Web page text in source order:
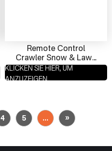
Remote Control
Crawler Snow & Lawn
Mower | Smart All-
Terrain Grass & Snow
KLICKEN SIE HIER, UM
ANZUZEIGEN
4 5 ... »